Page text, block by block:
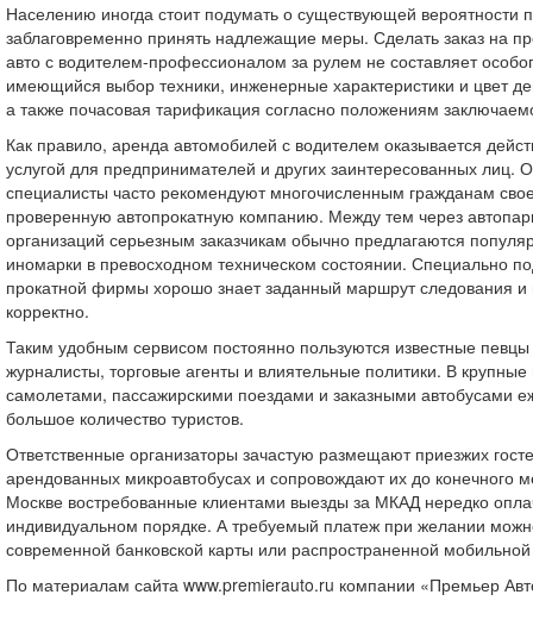
Населению иногда стоит подумать о существующей вероятности
заблаговременно принять надлежащие меры. Сделать заказ на
авто с водителем-профессионалом за рулем не составляет
имеющийся выбор техники, инженерные характеристики и цвет
а также почасовая тарификация согласно положениям
Как правило, аренда автомобилей с водителем оказывается
услугой для предпринимателей и других заинтересованных лиц.
специалисты часто рекомендуют многочисленным гражданам
проверенную автопрокатную компанию. Между тем через
организаций серьезным заказчикам обычно предлагаются
иномарки в превосходном техническом состоянии. Специально
прокатной фирмы хорошо знает заданный маршрут следования и
корректно.
Таким удобным сервисом постоянно пользуются известные
журналисты, торговые агенты и влиятельные политики. В
самолетами, пассажирскими поездами и заказными автобусами
большое количество туристов.
Ответственные организаторы зачастую размещают приезжих
арендованных микроавтобусах и сопровождают их до конечного
Москве востребованные клиентами выезды за МКАД нередко
индивидуальном порядке. А требуемый платеж при желании
современной банковской карты или распространенной
По материалам сайта www.premierauto.ru компании «Премьер